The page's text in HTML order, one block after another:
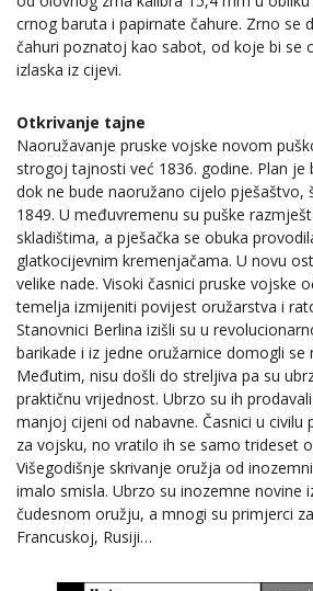
crnog baruta i papirnate čahure. Zrno se
čahuri poznatoj kao sabot, od koje bi se
izlaska iz cijevi.
Otkrivanje tajne
Naoružavanje pruske vojske novom
strogoj tajnosti već 1836. godine. Plan je
dok ne bude naoružano cijelo pješaštvo,
1849. U međuvremenu su puške
skladištima, a pješačka se obuka
glatkocijevnim kremenjačama. U novu
velike nade. Visoki časnici pruske vojske
temelja izmijeniti povijest oružarstva i
Stanovnici Berlina izišli su u
barikade i iz jedne oružarnice domogli se
Međutim, nisu došli do streljiva pa su
praktičnu vrijednost. Ubrzo su ih
manjoj cijeni od nabavne. Časnici u civilu
za vojsku, no vratilo ih se samo trideset
Višegodišnje skrivanje oružja od
imalo smisla. Ubrzo su inozemne novine
čudesnom oružju, a mnogi su primjerci
Francuskoj, Rusiji…